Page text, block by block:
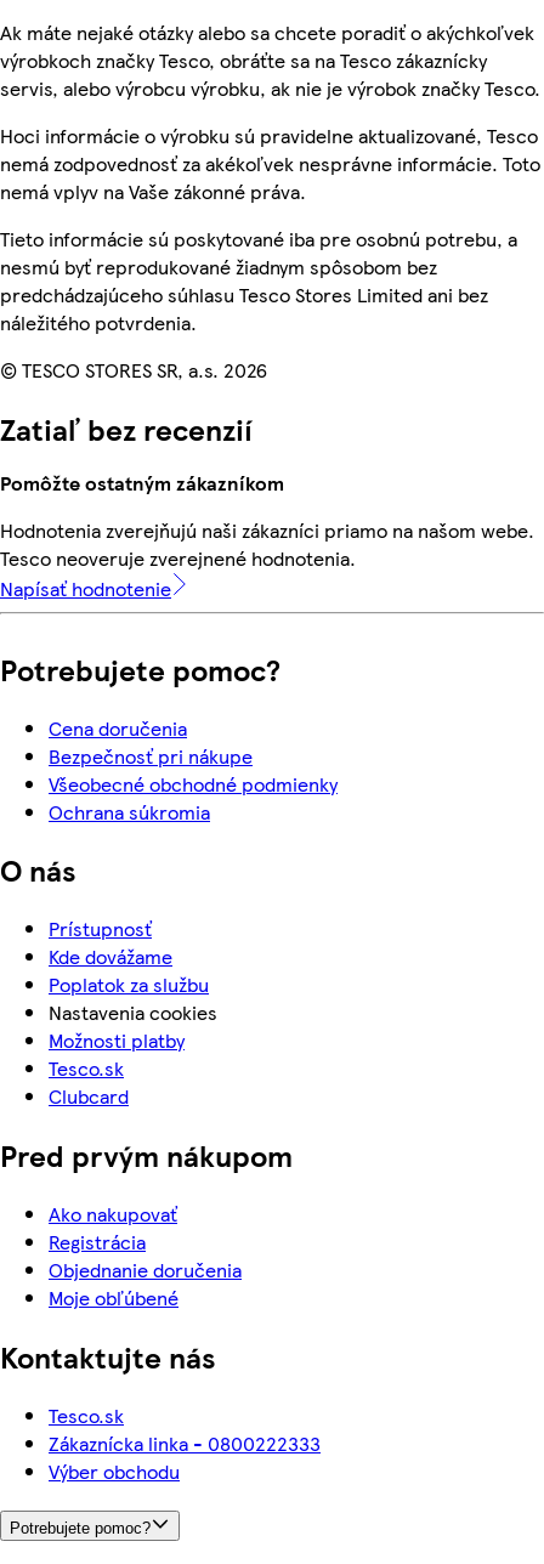
Ak máte nejaké otázky alebo sa chcete poradiť o akýchkoľvek
výrobkoch značky Tesco, obráťte sa na Tesco zákaznícky
servis, alebo výrobcu výrobku, ak nie je výrobok značky Tesco.
Hoci informácie o výrobku sú pravidelne aktualizované, Tesco
nemá zodpovednosť za akékoľvek nesprávne informácie. Toto
nemá vplyv na Vaše zákonné práva.
Tieto informácie sú poskytované iba pre osobnú potrebu, a
nesmú byť reprodukované žiadnym spôsobom bez
predchádzajúceho súhlasu Tesco Stores Limited ani bez
náležitého potvrdenia.
© TESCO STORES SR, a.s. 2026
Zatiaľ bez recenzií
Pomôžte ostatným zákazníkom
Hodnotenia zverejňujú naši zákazníci priamo na našom webe.
Tesco neoveruje zverejnené hodnotenia.
Napísať hodnotenie
Potrebujete pomoc?
Cena doručenia
Bezpečnosť pri nákupe
Všeobecné obchodné podmienky
Ochrana súkromia
O nás
Prístupnosť
Kde dovážame
Poplatok za službu
Nastavenia cookies
Možnosti platby
Tesco.sk
Clubcard
Pred prvým nákupom
Ako nakupovať
Registrácia
Objednanie doručenia
Moje obľúbené
Kontaktujte nás
Tesco.sk
Zákaznícka linka - 0800222333
Výber obchodu
Potrebujete pomoc?